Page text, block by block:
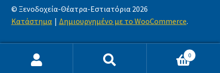
© Ξενοδοχεία-Θέατρα-Εστιατόρια 2026
Κατάστημα
Δημιουργημένο με το WooCommerce.
Αναζήτηση
Αναζήτηση
0